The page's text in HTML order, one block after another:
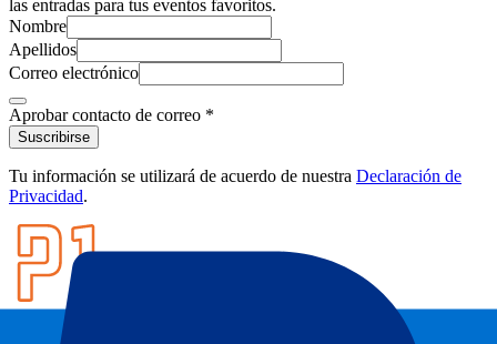
las entradas para tus eventos favoritos.
Nombre
Apellidos
Correo electrónico
Aprobar contacto de correo *
Suscribirse
Tu información se utilizará de acuerdo de nuestra Declaración de
Privacidad.